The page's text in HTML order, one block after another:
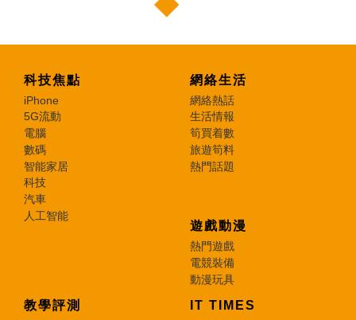
科技焦點
iPhone
5G流動
電腦
數碼
智能家居
科技
汽車
人工智能
網絡生活
網絡熱話
生活情報
筍買着數
旅遊筍料
熱門話題
遊戲動漫
熱門遊戲
電競裝備
動漫玩具
教學評測 IT TIMES